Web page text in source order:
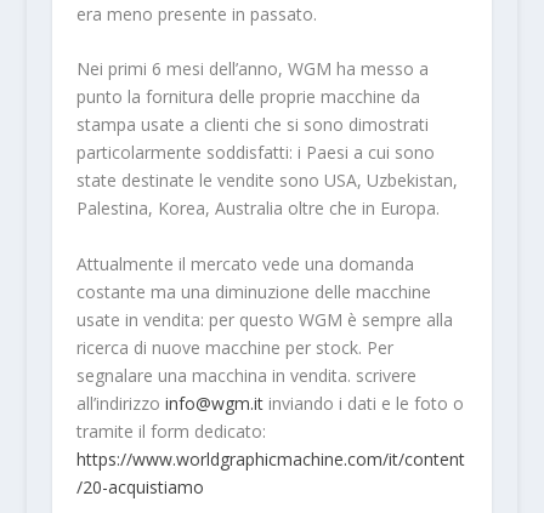
era meno presente in passato.
Nei primi 6 mesi dell’anno, WGM ha messo a
punto la fornitura delle proprie macchine da
stampa usate a clienti che si sono dimostrati
particolarmente soddisfatti: i Paesi a cui sono
state destinate le vendite sono USA, Uzbekistan,
Palestina, Korea, Australia oltre che in Europa.
Attualmente il mercato vede una domanda
costante ma una diminuzione delle macchine
usate in vendita: per questo WGM è sempre alla
ricerca di nuove macchine per stock. Per
segnalare una macchina in vendita. scrivere
all’indirizzo info@wgm.itinviando i dati e le foto o
tramite il form dedicato:
https://www.worldgraphicmachine.com/it/content
/20-acquistiamo